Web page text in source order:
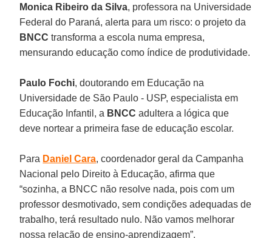
Monica Ribeiro da Silva, professora na Universidade
Federal do Paraná, alerta para um risco: o projeto da
BNCC transforma a escola numa empresa,
mensurando educação como índice de produtividade.
Paulo Fochi, doutorando em Educação na
Universidade de São Paulo - USP, especialista em
Educação Infantil, a BNCC adultera a lógica que
deve nortear a primeira fase de educação escolar.
Para Daniel Cara, coordenador geral da Campanha
Nacional pelo Direito à Educação, afirma que
“sozinha, a BNCC não resolve nada, pois com um
professor desmotivado, sem condições adequadas de
trabalho, terá resultado nulo. Não vamos melhorar
nossa relação de ensino-aprendizagem”.